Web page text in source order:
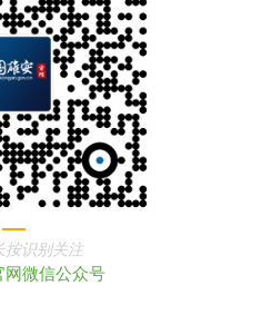
按识别关注
网微信公众号